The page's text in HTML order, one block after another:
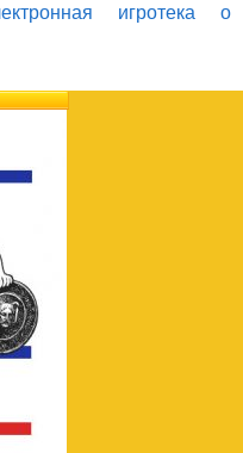
игротека о